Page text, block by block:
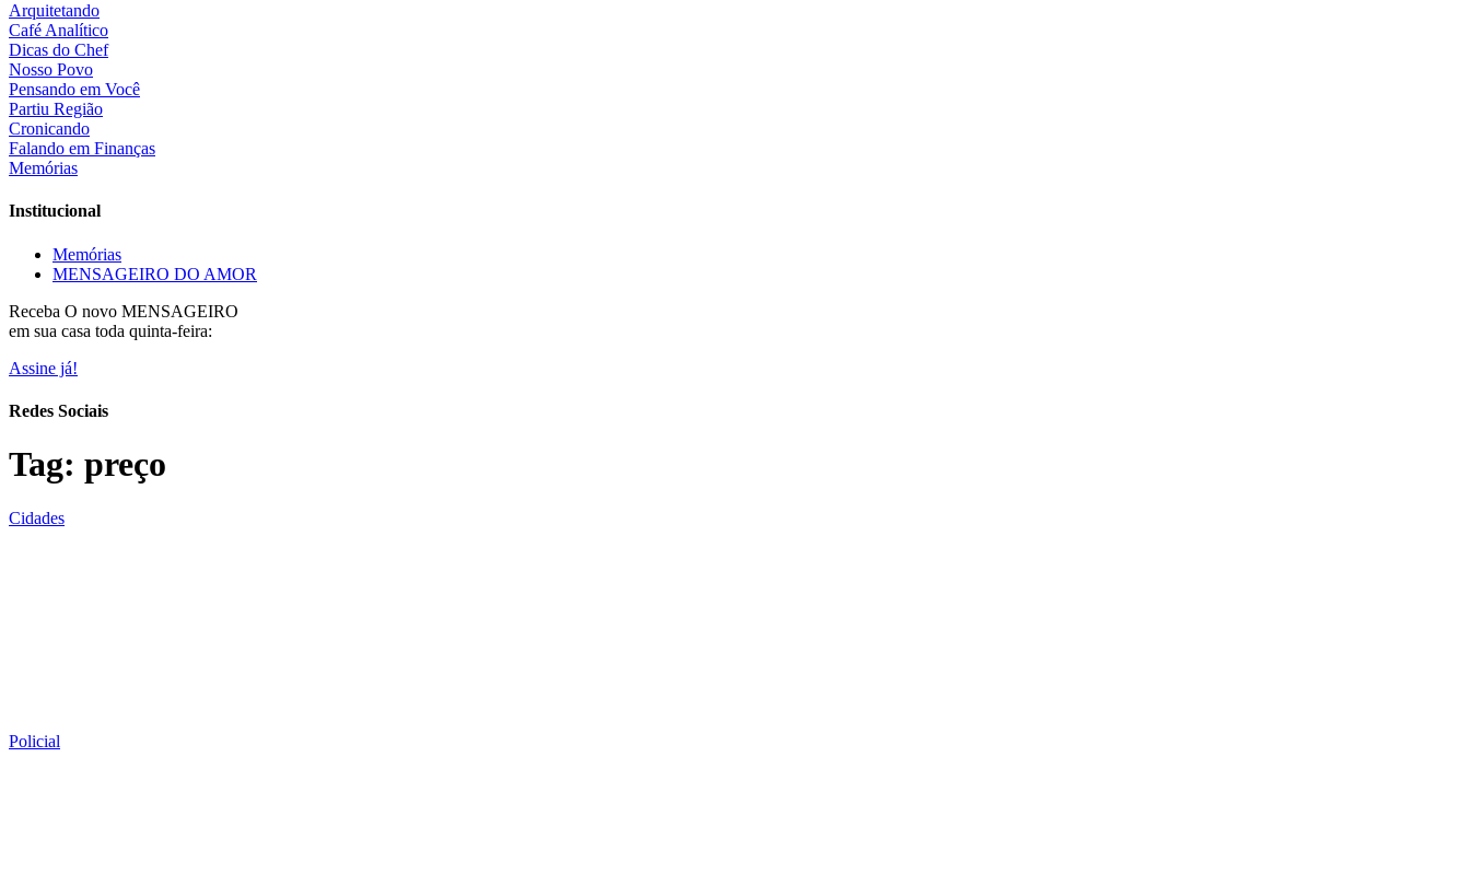
Arquitetando
Café Analítico
Dicas do Chef
Nosso Povo
Pensando em Você
Partiu Região
Cronicando
Falando em Finanças
Memórias
Institucional
Memórias
MENSAGEIRO DO AMOR
Receba O novo MENSAGEIRO
em sua casa toda quinta-feira:
Assine já!
Redes Sociais
Tag: preço
Cidades
Policial